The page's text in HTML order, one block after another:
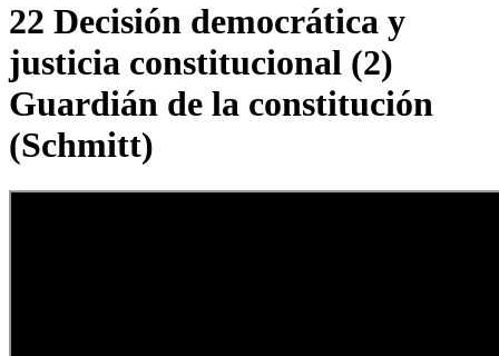
22 Decisión democrática y
justicia constitucional (2)
Guardián de la constitución
(Schmitt)